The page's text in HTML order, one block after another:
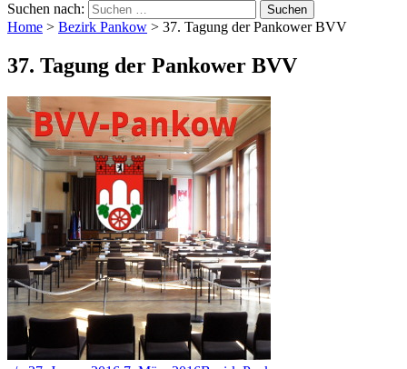
Suchen nach:
Home > Bezirk Pankow > 37. Tagung der Pankower BVV
37. Tagung der Pankower BVV